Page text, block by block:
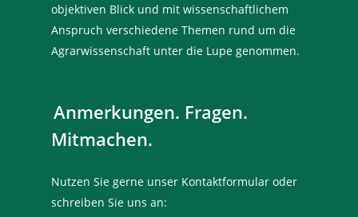
objektiven Blick und mit wissenschaftlichem
Anspruch verschiedene Themen rund um die
Agrarwissenschaft unter die Lupe genommen.
Anmerkungen. Fragen.
Mitmachen.
Nutzen Sie gerne unser Kontaktformular oder
schreiben Sie uns an: